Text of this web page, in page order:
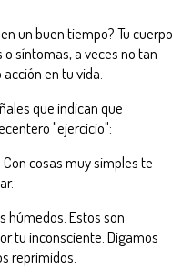
un buen tiempo? Tu cuerpo
síntomas, a veces no tan
en tu vida.
que indican que
"ejercicio":
cosas muy simples te
húmedos. Estos son
tu inconsciente. Digamos
reprimidos.